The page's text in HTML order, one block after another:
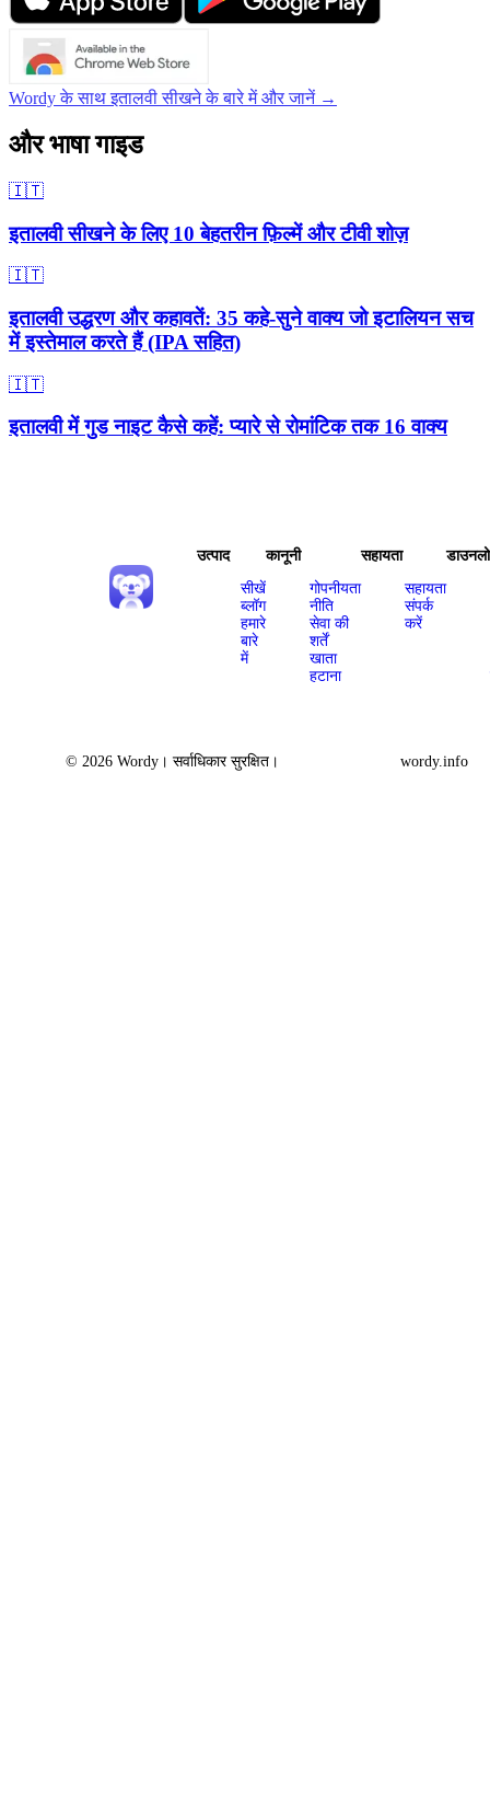
Wordy के साथ इतालवी सीखने के बारे में और जानें →
और भाषा गाइड
🇮🇹
इतालवी सीखने के लिए 10 बेहतरीन फ़िल्में और टीवी शोज़
🇮🇹
इतालवी उद्धरण और कहावतें: 35 कहे-सुने वाक्य जो इटालियन सच
में इस्तेमाल करते हैं (IPA सहित)
🇮🇹
इतालवी में गुड नाइट कैसे कहें: प्यारे से रोमांटिक तक 16 वाक्य
उत्पाद
सीखें
ब्लॉग
हमारे
बारे
में
कानूनी
गोपनीयता
नीति
सेवा की
शर्तें
खाता
हटाना
सहायता
सहायता
संपर्क
करें
© 2026 Wordy। सर्वाधिकार सुरक्षित। wordy.info